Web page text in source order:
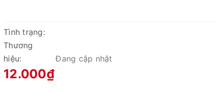
Tình trạng:
Thương
hiệu:
Đang cập nhật
12.000₫